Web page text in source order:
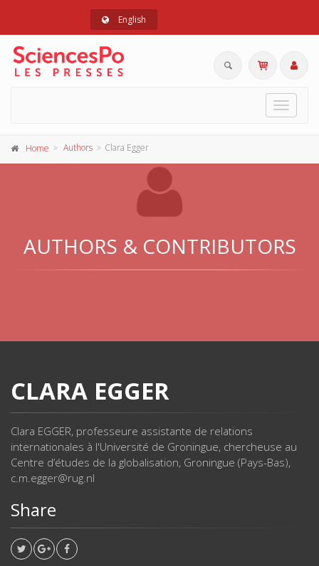
English
Toggle
Home Authors Clara Egger
AUTHORS & CONTRIBUTORS
CLARA EGGER
Clara EGGER, professeure assistante de relations
internationales à l'Université de Groningue, chercheuse au
Centre d’études de la globalisation, Groningue (Pays-Bas),
c.m.egger@rug.nl
Share